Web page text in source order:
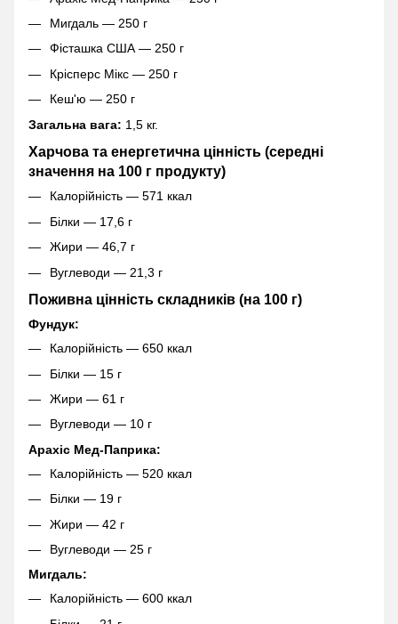
Мигдаль — 250 г
Фісташка США — 250 г
Крісперс Мікс — 250 г
Кеш'ю — 250 г
Загальна вага: 1,5 кг.
Харчова та енергетична цінність (середні
значення на 100 г продукту)
Калорійність — 571 ккал
Білки — 17,6 г
Жири — 46,7 г
Вуглеводи — 21,3 г
Поживна цінність складників (на 100 г)
Фундук:
Калорійність — 650 ккал
Білки — 15 г
Жири — 61 г
Вуглеводи — 10 г
Арахіс Мед-Паприка:
Калорійність — 520 ккал
Білки — 19 г
Жири — 42 г
Вуглеводи — 25 г
Мигдаль:
Калорійність — 600 ккал